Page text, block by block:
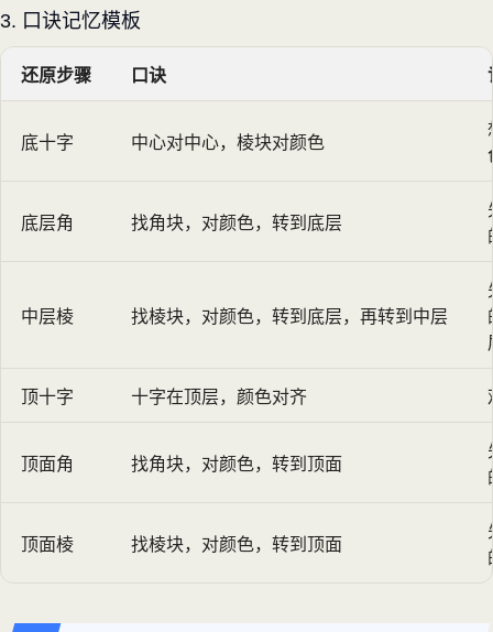
3. 口诀记忆模板
还原步骤 口诀
底十字 中心对中心，棱块对颜色
底层角 找角块，对颜色，转到底层
中层棱 找棱块，对颜色，转到底层，再转到中层
顶十字 十字在顶层，颜色对齐
顶面角 找角块，对颜色，转到顶面
顶面棱 找棱块，对颜色，转到顶面